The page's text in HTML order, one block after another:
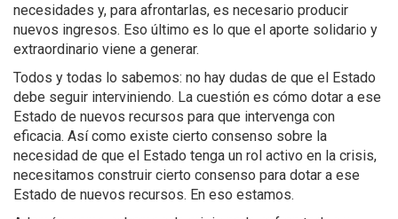
necesidades y, para afrontarlas, es necesario producir
nuevos ingresos. Eso último es lo que el aporte solidario y
extraordinario viene a generar.
Todos y todas lo sabemos: no hay dudas de que el Estado
debe seguir interviniendo. La cuestión es cómo dotar a ese
Estado de nuevos recursos para que intervenga con
eficacia. Así como existe cierto consenso sobre la
necesidad de que el Estado tenga un rol activo en la crisis,
necesitamos construir cierto consenso para dotar a ese
Estado de nuevos recursos. En eso estamos.